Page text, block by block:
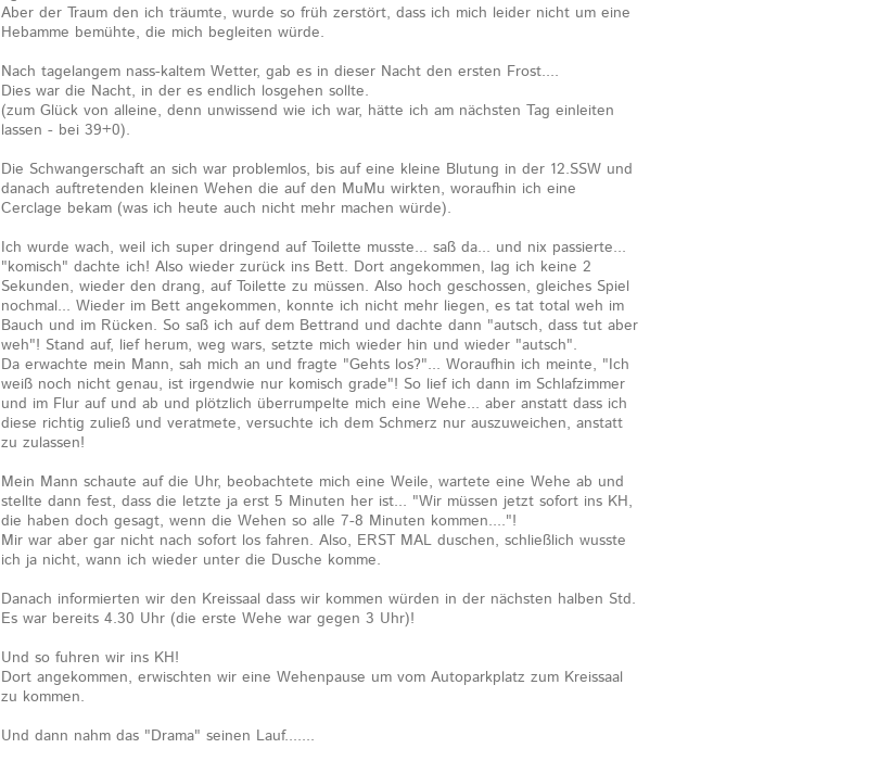
Aber der Traum den ich träumte, wurde so früh zerstört, dass ich mich leider nicht um eine
Hebamme bemühte, die mich begleiten würde.
Nach tagelangem nass-kaltem Wetter, gab es in dieser Nacht den ersten Frost....
Dies war die Nacht, in der es endlich losgehen sollte.
(zum Glück von alleine, denn unwissend wie ich war, hätte ich am nächsten Tag einleiten
lassen - bei 39+0).
Die Schwangerschaft an sich war problemlos, bis auf eine kleine Blutung in der 12.SSW und
danach auftretenden kleinen Wehen die auf den MuMu wirkten, woraufhin ich eine
Cerclage bekam (was ich heute auch nicht mehr machen würde).
Ich wurde wach, weil ich super dringend auf Toilette musste... saß da... und nix passierte...
"komisch" dachte ich! Also wieder zurück ins Bett. Dort angekommen, lag ich keine 2
Sekunden, wieder den drang, auf Toilette zu müssen. Also hoch geschossen, gleiches Spiel
nochmal... Wieder im Bett angekommen, konnte ich nicht mehr liegen, es tat total weh im
Bauch und im Rücken. So saß ich auf dem Bettrand und dachte dann "autsch, dass tut aber
weh"! Stand auf, lief herum, weg wars, setzte mich wieder hin und wieder "autsch".
Da erwachte mein Mann, sah mich an und fragte "Gehts los?"... Woraufhin ich meinte, "Ich
weiß noch nicht genau, ist irgendwie nur komisch grade"! So lief ich dann im Schlafzimmer
und im Flur auf und ab und plötzlich überrumpelte mich eine Wehe... aber anstatt dass ich
diese richtig zuließ und veratmete, versuchte ich dem Schmerz nur auszuweichen, anstatt
zu zulassen!
Mein Mann schaute auf die Uhr, beobachtete mich eine Weile, wartete eine Wehe ab und
stellte dann fest, dass die letzte ja erst 5 Minuten her ist... "Wir müssen jetzt sofort ins KH,
die haben doch gesagt, wenn die Wehen so alle 7-8 Minuten kommen...."!
Mir war aber gar nicht nach sofort los fahren. Also, ERST MAL duschen, schließlich wusste
ich ja nicht, wann ich wieder unter die Dusche komme.
Danach informierten wir den Kreissaal dass wir kommen würden in der nächsten halben Std.
Es war bereits 4.30 Uhr (die erste Wehe war gegen 3 Uhr)!
Und so fuhren wir ins KH!
Dort angekommen, erwischten wir eine Wehenpause um vom Autoparkplatz zum Kreissaal
zu kommen.
Und dann nahm das "Drama" seinen Lauf.......